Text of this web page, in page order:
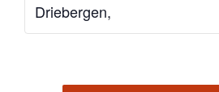
Driebergen,